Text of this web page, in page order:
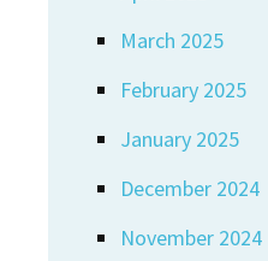
March 2025
February 2025
January 2025
December 2024
November 2024